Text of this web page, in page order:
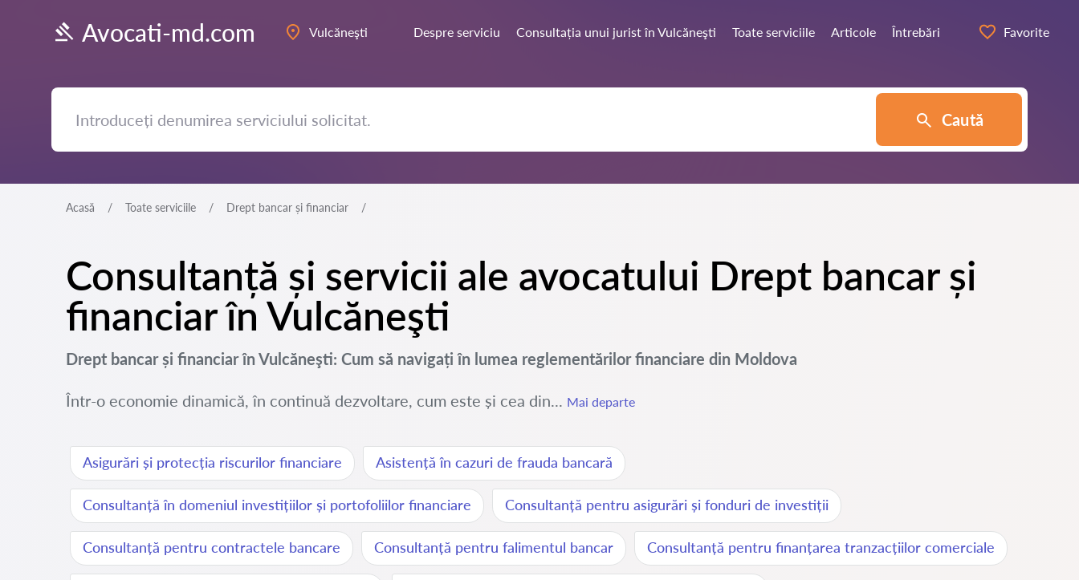
Avocati-md.com Vulcăneşti Despre serviciu Consultația unui jurist în Vulcăneşti Toate serviciile Articole Întrebări Favorite
Caută
Acasă Toate serviciile Drept bancar și financiar
Consultanță și servicii ale avocatului Drept bancar și
financiar în Vulcăneşti
Drept bancar și financiar în Vulcăneşti: Cum să navigați în lumea reglementărilor financiare din Moldova
Într-o economie dinamică, în continuă dezvoltare, cum este și cea din... Mai departe
Asigurări și protecția riscurilor financiare Asistență în cazuri de frauda bancară
Consultanță în domeniul investițiilor și portofoliilor financiare Consultanță pentru asigurări și fonduri de investiții
Consultanță pentru contractele bancare Consultanță pentru falimentul bancar Consultanță pentru finanțarea tranzacțiilor comerciale